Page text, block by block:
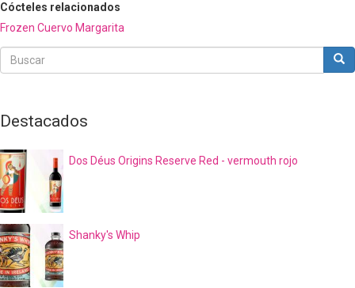
Cócteles relacionados
Frozen Cuervo Margarita
Buscar
Buscar
Destacados
Dos Déus Origins Reserve Red - vermouth rojo
Shanky's Whip